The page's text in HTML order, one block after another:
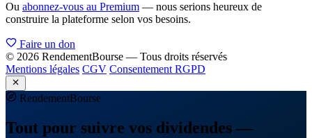
Ou abonnez-vous au Premium — nous serions heureux de
construire la plateforme selon vos besoins.
Faire un don
© 2026 RendementBourse — Tous droits réservés
Mentions légales CGV Consentement RGPD
RendementBourse
Tout pour suivre vos dividendes —